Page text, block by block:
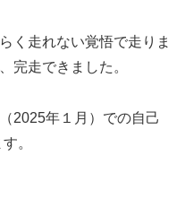
く走れない覚悟で走りま
完走できました。
2025年１月）での自己
。